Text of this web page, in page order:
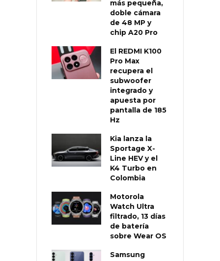
más pequeña,
doble cámara
de 48 MP y
chip A20 Pro
El REDMI K100
Pro Max
recupera el
subwoofer
integrado y
apuesta por
pantalla de 185
Hz
Kia lanza la
Sportage X-
Line HEV y el
K4 Turbo en
Colombia
Motorola
Watch Ultra
filtrado, 13 días
de batería
sobre Wear OS
Samsung